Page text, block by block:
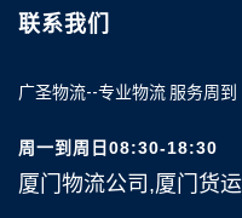
联系我们
广圣物流--专业物流 服务周到
周一到周日08:30-18:30
厦门物流公司,厦门货